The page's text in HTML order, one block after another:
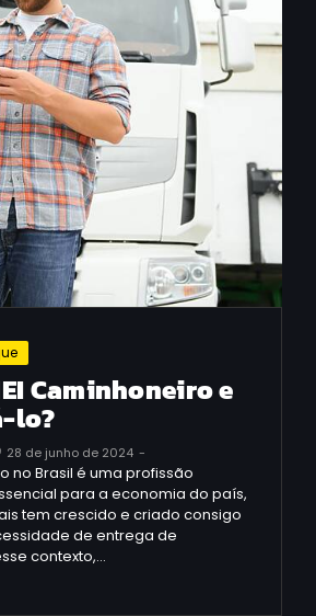
Caminhoneiro e
lo?
28 de junho de 2024 -
no Brasil é uma profissão
para a economia do país,
tem crescido e criado consigo
de entrega de
contexto,…